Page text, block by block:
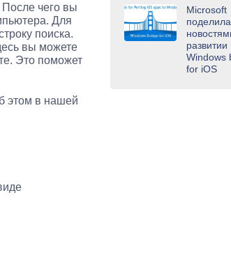
чего вы
Для
поиска.
вы можете
Это поможет
этом в нашей
Microsoft
развитии
Windows
for iOS